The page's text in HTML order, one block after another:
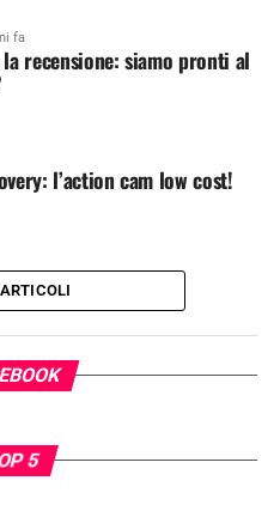
fa
recensione: siamo pronti al
l’action cam low cost!
5